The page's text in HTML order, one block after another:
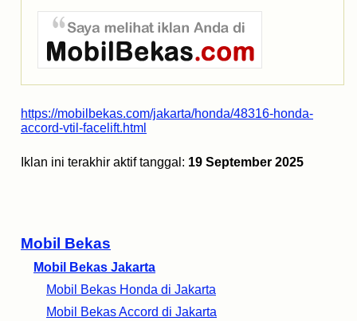
Mobil Bekas
Mobil Bekas Jakarta
Mobil Bekas Honda di Jakarta
Mobil Bekas Accord di Jakarta
https://mobilbekas.com/jakarta/honda/48316-honda-
accord-vtil-facelift.html
Iklan ini terakhir aktif tanggal: 19 September 2025